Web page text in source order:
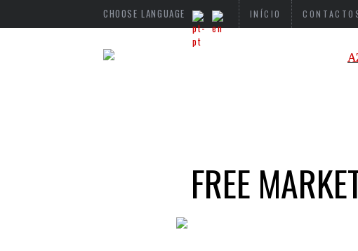
CHOOSE LANGUAGE INÍCIO
FREE